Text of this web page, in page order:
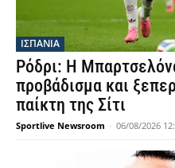
ΙΣΠΑΝΙΑ
Ρόδρι: Η
προβάδισμα και
παίκτη της Σίτι
Sportlive Newsroom - 06/08/2026